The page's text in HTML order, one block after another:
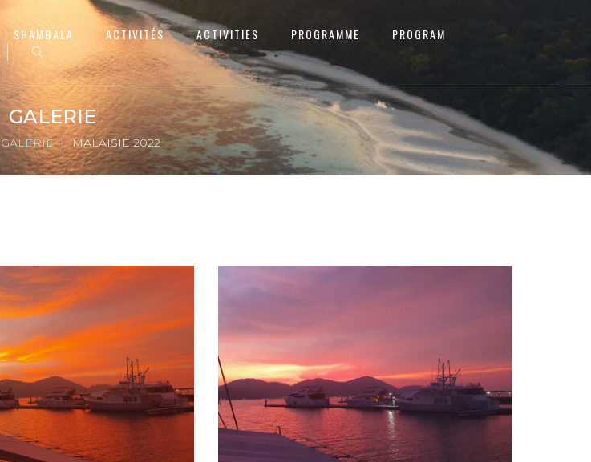
SHAMBALA ACTIVITÉS ACTIVITIES PROGRAMME
PROGRAM
GALERIE
GALERIE MALAISIE 2022